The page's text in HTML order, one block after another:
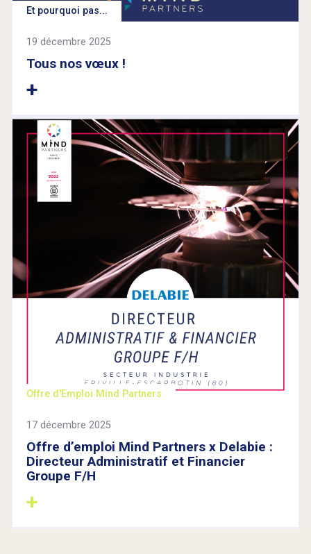
Et pourquoi pas...
19 décembre 2025
Tous nos vœux !
Offre d'Emploi Mind Partners
17 décembre 2025
Offre d’emploi Mind Partners x Delabie :
Directeur Administratif et Financier
Groupe F/H